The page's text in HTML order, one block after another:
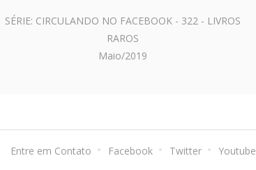
SÉRIE: CIRCULANDO NO FACEBOOK - 322 - LIVROS
RAROS
Maio/2019
Entre em Contato Facebook Twitter Youtube